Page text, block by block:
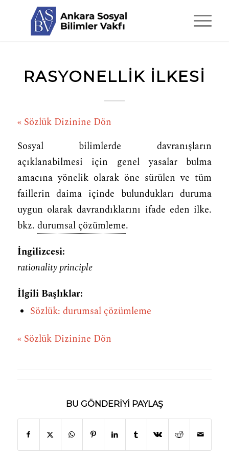
RASYONELLIK ILKESI
« Sözlük Dizinine Dön
Sosyal bilimlerde davranışların
açıklanabilmesi için genel yasalar bulma
amacına yönelik olarak öne sürülen ve tüm
faillerin daima içinde bulundukları duruma
uygun olarak davrandıklarını ifade eden ilke.
bkz. durumsal çözümleme.
İngilizcesi:
rationality principle
İlgili Başlıklar:
Sözlük: durumsal çözümleme
« Sözlük Dizinine Dön
BU GÖNDERIYI PAYLAŞ